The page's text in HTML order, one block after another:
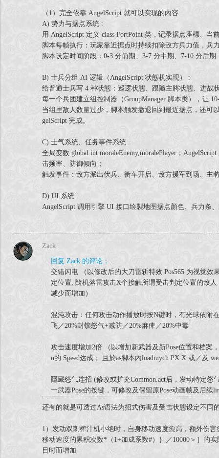
（1）完全依靠 AngelScript 就可以实现的內容
A) 势力与据点系统 :
用 AngelScript 定义 class FortPoint 类，记录据点座標、
脚本每帧执行：玩家靠近据点时持续扣除敌方兵力值，兵
脚本设定时间阶段：0‑3 分前期、3‑7 分中期、7‑10 分后
B) 士兵分组 AI 逻辑（AngelScript 状態机实现） :
给普通士兵写 4 种状態：巡逻状態、跟隨主將状態、进战
每一个兵团建立组控制器（GroupManager 脚本类），让
当组里敌人数量过少，脚本触发撤退回到最近据点，还可
gelScript 完成。
C) 士气系统、任务事件系统 :
全局变数 global int moraleEnemy,moralePlayer；
击频率、防御倾向；
触发事件：敌方派出伏兵、衝车开启、敌方援军到场、主
D) UI 系统 :
AngelScript 调用引擎 UI 接口绘製地图据点顏色、兵力条
Zack
回复 Zack 的评论：
交错闪电 （以修改后的大刀雷斩特效 Pos565 为视觉
定位置, 隨机落雷攻击X个接触所谓受击判定位置的敌
减少而增加）
混沌攻击：任何攻击动作播放时按N键时，有光球依附
飞／20%封锁怒气+减防／20%麻痺／20%中毒
攻击速度增加2倍 （以增加新武器及新Pose位置和档案
n的 Speed达成； 且於as脚本內loadmych PX X 或／及
隱藏怒气连招 (修改或扩充Common.act后，发动特定
一武器Pose的按键，可修改及保留原Pose动画帧及后续
还有的就是可透过As语法为招式伤害及受击状態设定不同
1）发动双刺榨汁机小绝时，自身移动速度愈高，额外伤
移动速度的累积次数*（1+加成系数#）｝／10000＞］的
目时而增加